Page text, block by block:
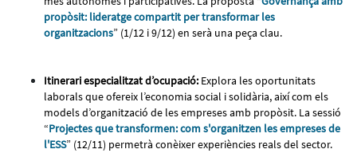
propòsit: lideratge compartit per transformar les
organitzacions” (1/12 i 9/12) en serà una peça clau.
Itinerari especialitzat d’ocupació: Explora les oportunitats
laborals que ofereix l’economia social i solidària, així com els
models d’organització de les empreses amb propòsit. La sessió
“Projectes que transformen: com s'organitzen les empreses de
l'ESS” (12/11) permetrà conèixer experiències reals del sector.